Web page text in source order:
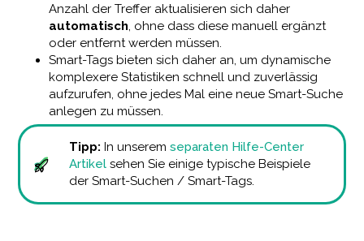
Anzahl der Treffer aktualisieren sich daher
automatisch, ohne dass diese manuell ergänzt
oder entfernt werden müssen.
Smart-Tags bieten sich daher an, um dynamische
komplexere Statistiken schnell und zuverlässig
aufzurufen, ohne jedes Mal eine neue Smart-Suche
anlegen zu müssen.
Tipp:In unseremseparaten Hilfe-Center
Artikel sehen Sie einige typische Beispiele
der Smart-Suchen / Smart-Tags.